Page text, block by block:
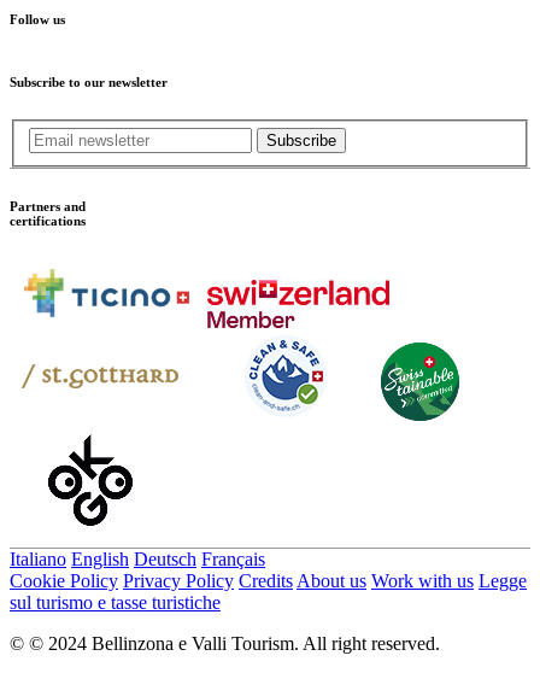
Follow us
Subscribe to our newsletter
Subscribe
Partners and
certifications
Italiano English Deutsch Français
Cookie Policy Privacy Policy Credits About us Work with us Legge
sul turismo e tasse turistiche
© © 2024 Bellinzona e Valli Tourism. All right reserved.